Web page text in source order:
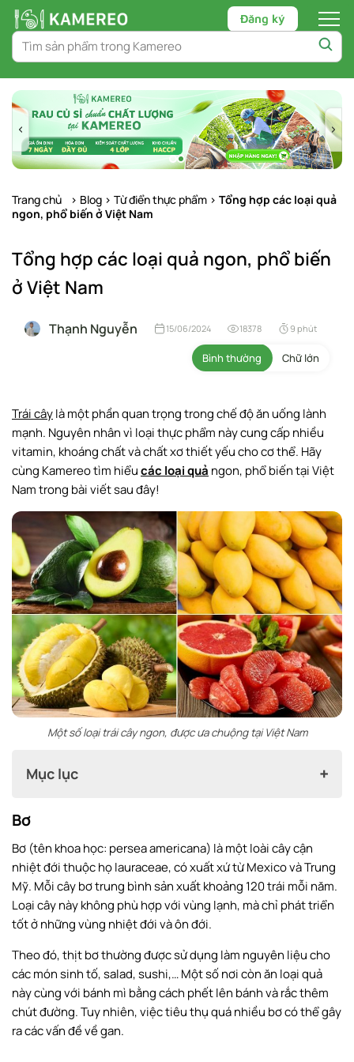
Chuyển
tới
nội
dung
Đăng ký
Trang chủ > Blog > Từ điển thực phẩm > Tổng hợp các loại quả
ngon, phổ biến ở Việt Nam
Tổng hợp các loại quả ngon, phổ biến
ở Việt Nam
Thạnh Nguyễn 15/06/2024 18378 9 phút
Bình thường Chữ lớn
Trái câylà một phần quan trọng trong chế độ ăn uống lành
mạnh. Nguyên nhân vì loại thực phẩm này cung cấp nhiều
vitamin, khoáng chất và chất xơ thiết yếu cho cơ thể. Hãy
cùng Kamereo tìm hiểucác loại quả ngon, phổ biến tại Việt
Nam trong bài viết sau đây!
Một số loại trái cây ngon, được ưa chuộng tại Việt Nam
Mục lục
Xoài
Sầu riêng
Bưởi
Chôm chôm
Măng cụt
Dứa
Bơ
Bơ (tên khoa học: persea americana) là một loài cây cận
nhiệt đới thuộc họ lauraceae, có xuất xứ từ Mexico và Trung
Mỹ. Mỗi cây bơ trung bình sản xuất khoảng 120 trái mỗi năm.
Loại cây này không phù hợp với vùng lạnh, mà chỉ phát triển
tốt ở những vùng nhiệt đới và ôn đới.
Theo đó, thịt bơ thường được sử dụng làm nguyên liệu cho
các món sinh tố, salad, sushi,… Một số nơi còn ăn loại quả
này cùng với bánh mì bằng cách phết lên bánh và rắc thêm
chút đường. Tuy nhiên, việc tiêu thụ quá nhiều bơ có thể gây
ra các vấn đề về gan.